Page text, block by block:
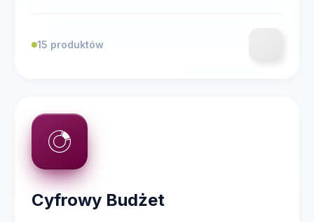
15 produktów
Cyfrowy Budżet